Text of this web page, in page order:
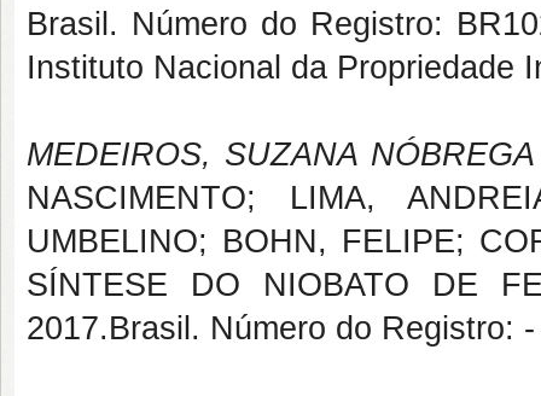
Brasil. Número do Registro:
Instituto Nacional da Propriedade
MEDEIROS, SUZANA
NASCIMENTO; LIMA,
UMBELINO; BOHN, FELIPE;
SÍNTESE DO NIOBATO DE
2017.Brasil. Número do Registro: